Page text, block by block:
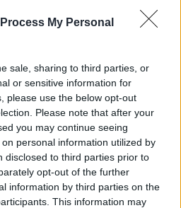
My Personal
sale, sharing to third parties, or
or sensitive information for
please use the below opt-out
Please note that after your
you may continue seeing
personal information utilized by
disclosed to third parties prior to
opt-out of the further
information by third parties on the
This information may
της